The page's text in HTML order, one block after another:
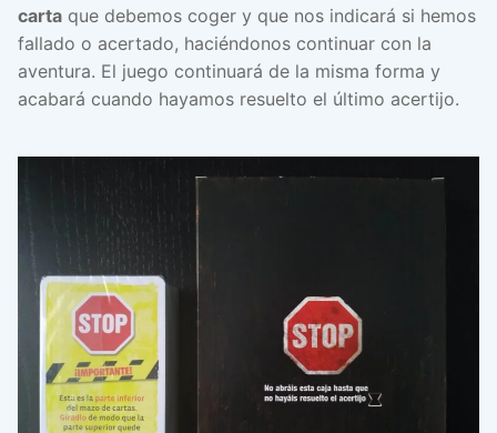
carta que debemos coger y que nos indicará si hemos
fallado o acertado, haciéndonos continuar con la
aventura. El juego continuará de la misma forma y
acabará cuando hayamos resuelto el último acertijo.